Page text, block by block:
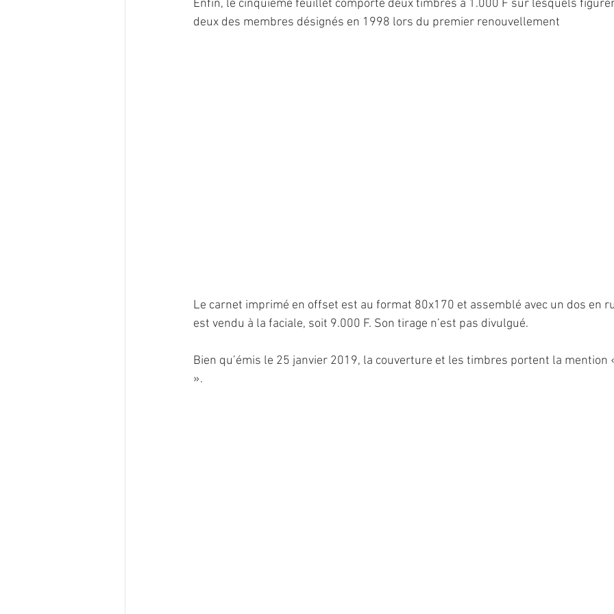
Enfin, le cinquième feuillet comporte deux timbres à 1.000 F sur lesquels
deux des membres désignés en 1998 lors du premier renouvellement
Le carnet imprimé en offset est au format 80x170 et assemblé avec un dos en
est vendu à la faciale, soit 9.000 F. Son tirage n’est pas divulgué.
Bien qu’émis le 25 janvier 2019, la couverture et les timbres portent la mention
».